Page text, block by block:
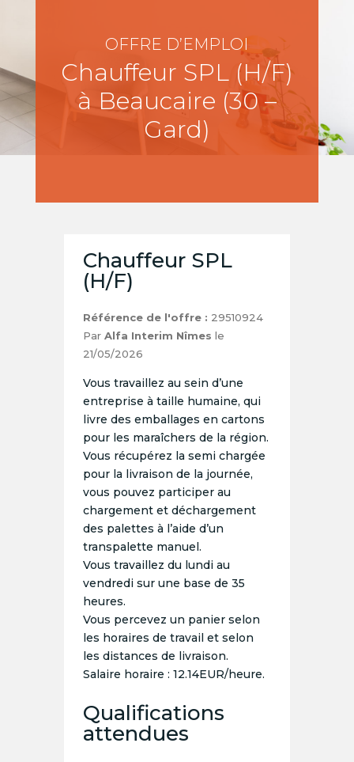
OFFRE D’EMPLOI
Chauffeur SPL (H/F)
à Beaucaire (30 –
Gard)
Chauffeur SPL
(H/F)
Référence de l'offre : 29510924
Par Alfa Interim Nîmes le
21/05/2026
Vous travaillez au sein d’une
entreprise à taille humaine, qui
livre des emballages en cartons
pour les maraîchers de la région.
Vous récupérez la semi chargée
pour la livraison de la journée,
vous pouvez participer au
chargement et déchargement
des palettes à l’aide d’un
transpalette manuel.
Vous travaillez du lundi au
vendredi sur une base de 35
heures.
Vous percevez un panier selon
les horaires de travail et selon
les distances de livraison.
Salaire horaire : 12.14EUR/heure.
Qualifications
attendues